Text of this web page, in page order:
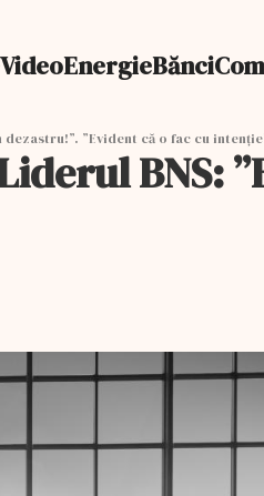
VideoEnergieBănci
”Evident că o fac cu
BNS: